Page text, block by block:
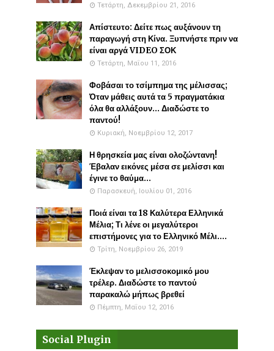
Τετάρτη, Δεκεμβρίου 21, 2016
Απίστευτο: Δείτε πως αυξάνουν τη
παραγωγή στη Κίνα. Ξυπνήστε πριν να
είναι αργά VIDEO ΣΟΚ
Τετάρτη, Μαΐου 11, 2016
Φοβάσαι το τσίμπημα της μέλισσας;
Όταν μάθεις αυτά τα 5 πραγματάκια
όλα θα αλλάξουν... Διαδώστε το
παντού!
Κυριακή, Νοεμβρίου 12, 2017
Η θρησκεία μας είναι ολοζώντανη!
Έβαλαν εικόνες μέσα σε μελίσσι και
έγινε το θαύμα...
Παρασκευή, Ιουλίου 01, 2016
Ποιά είναι τα 18 Καλύτερα Ελληνικά
Μέλια; Τι λένε οι μεγαλύτεροι
επιστήμονες για το Ελληνικό Μέλι....
Τρίτη, Νοεμβρίου 26, 2019
Έκλεψαν το μελισσοκομικό μου
τρέλερ. Διαδώστε το παντού
παρακαλώ μήπως βρεθεί
Πέμπτη, Μαΐου 12, 2016
Social Plugin